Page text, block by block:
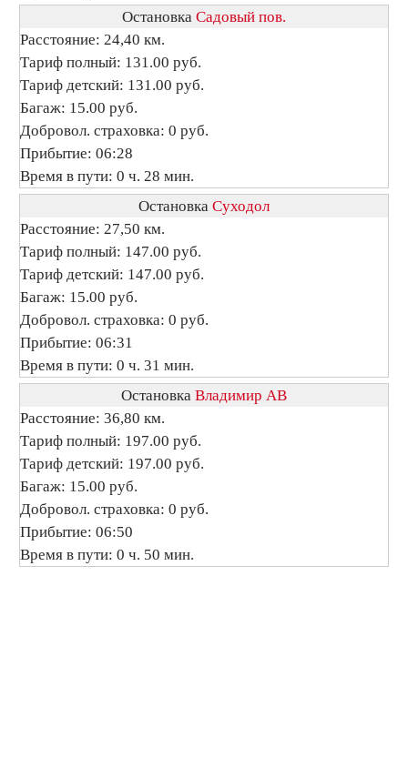
Остановка Садовый пов.
Расстояние: 24,40 км.
Тариф полный: 131.00 руб.
Тариф детский: 131.00 руб.
Багаж: 15.00 руб.
Добровол. страховка: 0 руб.
Прибытие: 06:28
Время в пути: 0 ч. 28 мин.
Остановка Суходол
Расстояние: 27,50 км.
Тариф полный: 147.00 руб.
Тариф детский: 147.00 руб.
Багаж: 15.00 руб.
Добровол. страховка: 0 руб.
Прибытие: 06:31
Время в пути: 0 ч. 31 мин.
Остановка Владимир АВ
Расстояние: 36,80 км.
Тариф полный: 197.00 руб.
Тариф детский: 197.00 руб.
Багаж: 15.00 руб.
Добровол. страховка: 0 руб.
Прибытие: 06:50
Время в пути: 0 ч. 50 мин.